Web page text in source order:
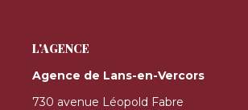
L'AGENCE
Agence de Lans-en-Vercors
730 avenue Léopold Fabre